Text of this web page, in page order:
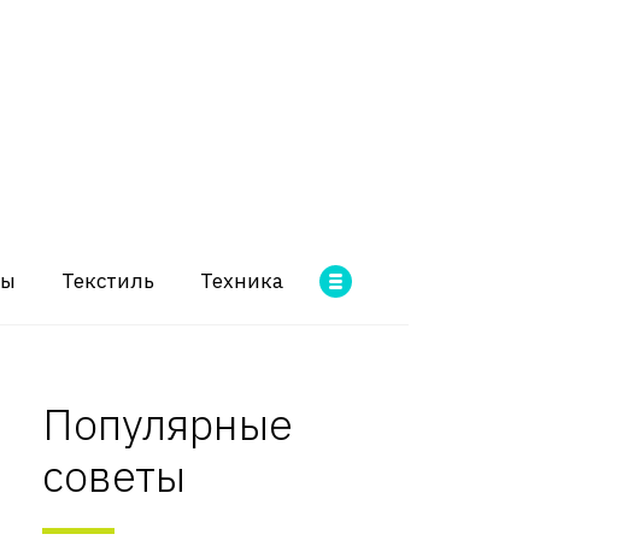
Текстиль Техника
Популярные
советы